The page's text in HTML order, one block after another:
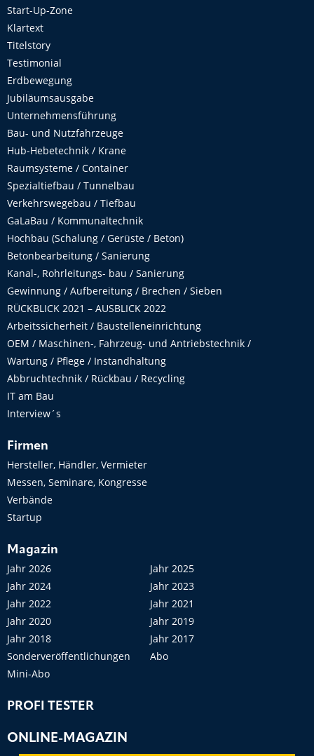
Start-Up-Zone
Klartext
Titelstory
Testimonial
Erdbewegung
Jubiläumsausgabe
Unternehmensführung
Bau- und Nutzfahrzeuge
Hub-Hebetechnik / Krane
Raumsysteme / Container
Spezialtiefbau / Tunnelbau
Verkehrswegebau / Tiefbau
GaLaBau / Kommunaltechnik
Hochbau (Schalung / Gerüste / Beton)
Betonbearbeitung / Sanierung
Kanal-, Rohrleitungs- bau / Sanierung
Gewinnung / Aufbereitung / Brechen / Sieben
RÜCKBLICK 2021 – AUSBLICK 2022
Arbeitssicherheit / Baustelleneinrichtung
OEM / Maschinen-, Fahrzeug- und Antriebstechnik /
Wartung / Pflege / Instandhaltung
Abbruchtechnik / Rückbau / Recycling
IT am Bau
Interview´s
Firmen
Hersteller, Händler, Vermieter
Messen, Seminare, Kongresse
Verbände
Startup
Magazin
Jahr 2026
Jahr 2025
Jahr 2024
Jahr 2023
Jahr 2022
Jahr 2021
Jahr 2020
Jahr 2019
Jahr 2018
Jahr 2017
Sonderveröffentlichungen
Abo
Mini-Abo
PROFI TESTER
ONLINE-MAGAZIN